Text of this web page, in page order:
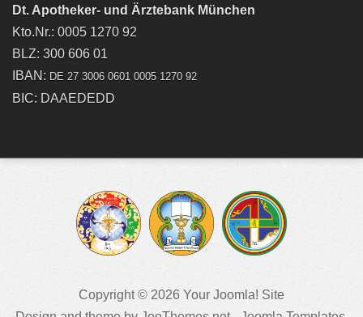
Dt. Apotheker- und Ärztebank München
Kto.Nr.: 0005 1270 92
BLZ: 300 606 01
IBAN: DE 27 3006 0601 0005 1270 92
BIC: DAAEDEDD
Copyright © 2026 Your Joomla! Site